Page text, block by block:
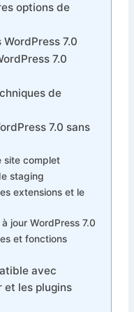
options de
WordPress 7.0
7.0
de
7.0 sans
site complet
staging
extensions et le
jour WordPress 7.0
et fonctions
avec
et les plugins